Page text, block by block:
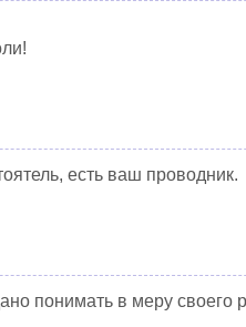
есть ваш проводник.
понимать в меру своего